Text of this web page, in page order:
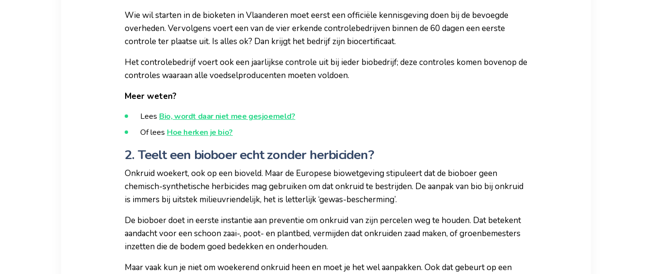
Wie wil starten in de bioketen in Vlaanderen moet eerst een officiële kennisgeving doen bij de bevoegde
overheden. Vervolgens voert een van de vier erkende controlebedrijven binnen de 60 dagen een eerste
controle ter plaatse uit. Is alles ok? Dan krijgt het bedrijf zijn biocertificaat.
Het controlebedrijf voert ook een jaarlijkse controle uit bij ieder biobedrijf; deze controles komen bovenop de
controles waaraan alle voedselproducenten moeten voldoen.
Meer weten?
Lees Bio, wordt daar niet mee gesjoemeld?
Of lees Hoe herken je bio?
2. Teelt een bioboer echt zonder herbiciden?
Onkruid woekert, ook op een bioveld. Maar de Europese biowetgeving stipuleert dat de bioboer geen
chemisch-synthetische herbicides mag gebruiken om dat onkruid te bestrijden. De aanpak van bio bij onkruid
is immers bij uitstek milieuvriendelijk, het is letterlijk ‘gewas-bescherming’.
De bioboer doet in eerste instantie aan preventie om onkruid van zijn percelen weg te houden. Dat betekent
aandacht voor een schoon zaai-, poot- en plantbed, vermijden dat onkruiden zaad maken, of groenbemesters
inzetten die de bodem goed bedekken en onderhouden.
Maar vaak kun je niet om woekerend onkruid heen en moet je het wel aanpakken. Ook dat gebeurt op een